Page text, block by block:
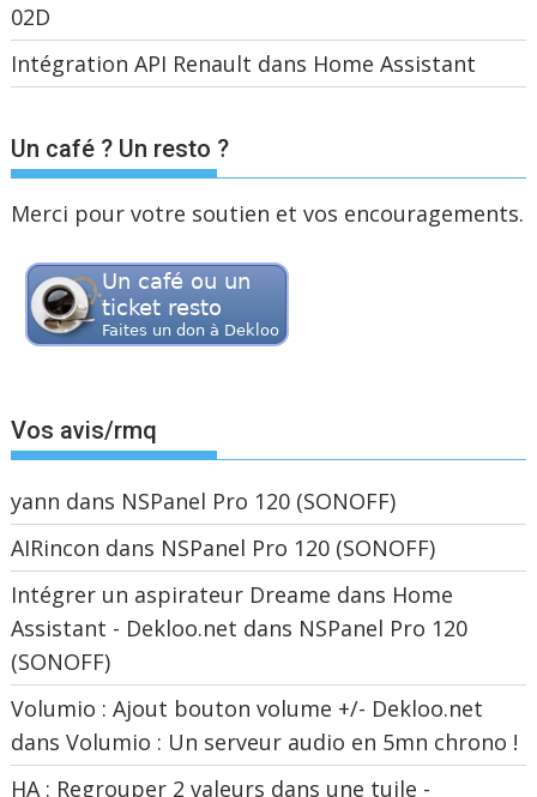
02D
Intégration API Renault dans Home Assistant
Un café ? Un resto ?
Merci pour votre soutien et vos encouragements.
Vos avis/rmq
yann dans NSPanel Pro 120 (SONOFF)
AIRincon dans NSPanel Pro 120 (SONOFF)
Intégrer un aspirateur Dreame dans Home
Assistant - Dekloo.net dans NSPanel Pro 120
(SONOFF)
Volumio : Ajout bouton volume +/- Dekloo.net
dansVolumio : Un serveur audio en 5mn chrono !
HA : Regrouper 2 valeurs dans une tuile -